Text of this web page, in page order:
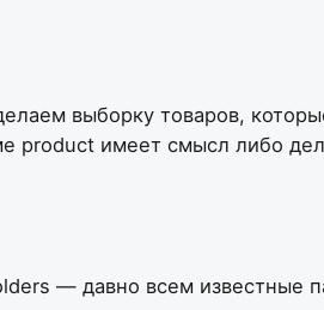
выборку товаров,
product имеет смысл либо
— давно всем известные